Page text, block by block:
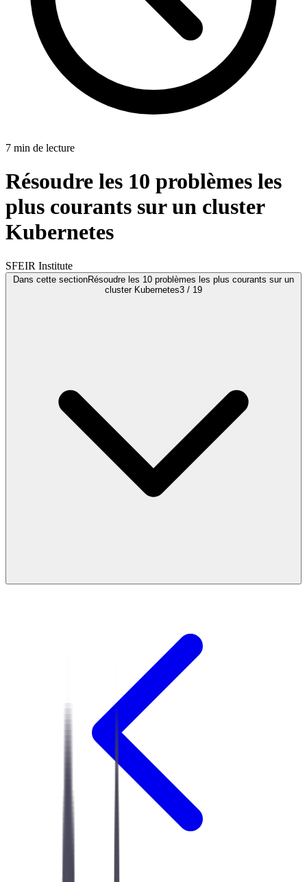
7 min de lecture
Résoudre les 10 problèmes les
plus courants sur un cluster
Kubernetes
SFEIR Institute
Dans cette sectionRésoudre les 10 problèmes les plus courants sur un
cluster Kubernetes3 / 19